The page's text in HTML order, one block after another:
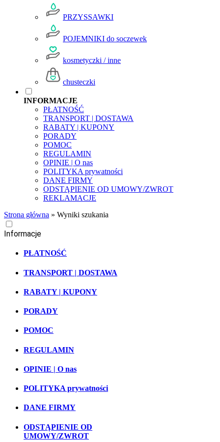
PRZYSSAWKI
POJEMNIKI do soczewek
kosmetyczki / inne
chusteczki
INFORMACJE
PŁATNOŚĆ
TRANSPORT | DOSTAWA
RABATY | KUPONY
PORADY
POMOC
REGULAMIN
OPINIE | O nas
POLITYKA prywatności
DANE FIRMY
ODSTĄPIENIE OD UMOWY/ZWROT
REKLAMACJE
Strona główna » Wyniki szukania
Informacje
PŁATNOŚĆ
TRANSPORT | DOSTAWA
RABATY | KUPONY
PORADY
POMOC
REGULAMIN
OPINIE | O nas
POLITYKA prywatności
DANE FIRMY
ODSTĄPIENIE OD
UMOWY/ZWROT